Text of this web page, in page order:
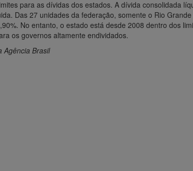
para as dívidas dos estados. A dívida consolidada
Das 27 unidades da federação, somente o Rio
No entanto, o estado está desde 2008 dentro dos
os governos altamente endividados.
Agência Brasil